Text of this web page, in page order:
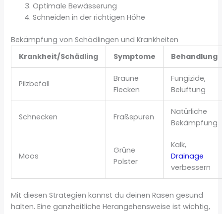
Optimale Bewässerung
Schneiden in der richtigen Höhe
Bekämpfung von Schädlingen und Krankheiten
Krankheit/Schädling
Symptome Behandlung
Pilzbefall
Braune
Flecken
Fungizide,
Belüftung
Schnecken Fraßspuren
Natürliche
Bekämpfung
Moos
Grüne
Polster
Kalk,
Drainage
verbessern
Mit diesen Strategien kannst du deinen Rasen gesund
halten. Eine ganzheitliche Herangehensweise ist wichtig,